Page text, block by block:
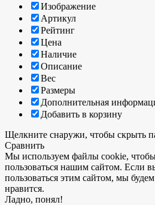
Изображение
Артикул
Рейтинг
Цена
Наличие
Описание
Вес
Размеры
Дополнительная
Добавить в корзину
Щелкните снаружи, чтобы скрыть
Сравнить
Мы используем файлы cookie,
пользоваться нашим сайтом. Если
пользоваться этим сайтом, мы
нравится.
Ладно, понял!